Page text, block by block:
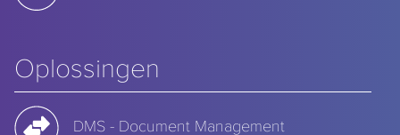
Oplossingen
DMS - Document Management